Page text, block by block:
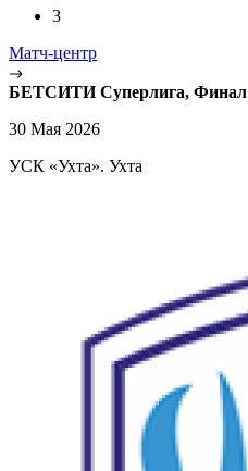
3
Матч-центр
БЕТСИТИ Суперлига, Финал
30 Мая 2026
УСК «Ухта». Ухта